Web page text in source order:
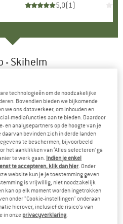
5,0(1)
- Skihelm
technologieën om de noodzakelijke
Bovendien bieden we bijkomende
we ons dataverkeer, om inhouden en
mediafuncties aan te bieden. Daardoor
en analysepartners op de hoogte van je
bevinden zich in derde landen
te beschermen, bijvoorbeeld
het aanklikken van ‘Alles selecteren’ ga
te werk gaan. Indien je enkel
te accepteren, klik dan hier . Onder
website kun je je toestemming geven
is vrijwillig, niet noodzakelijk
kan op elk moment worden ingetrokken
onder "Cookie-instellingen" onderaan
hierover, inclusief de risico's van
in onze privacyverklaring